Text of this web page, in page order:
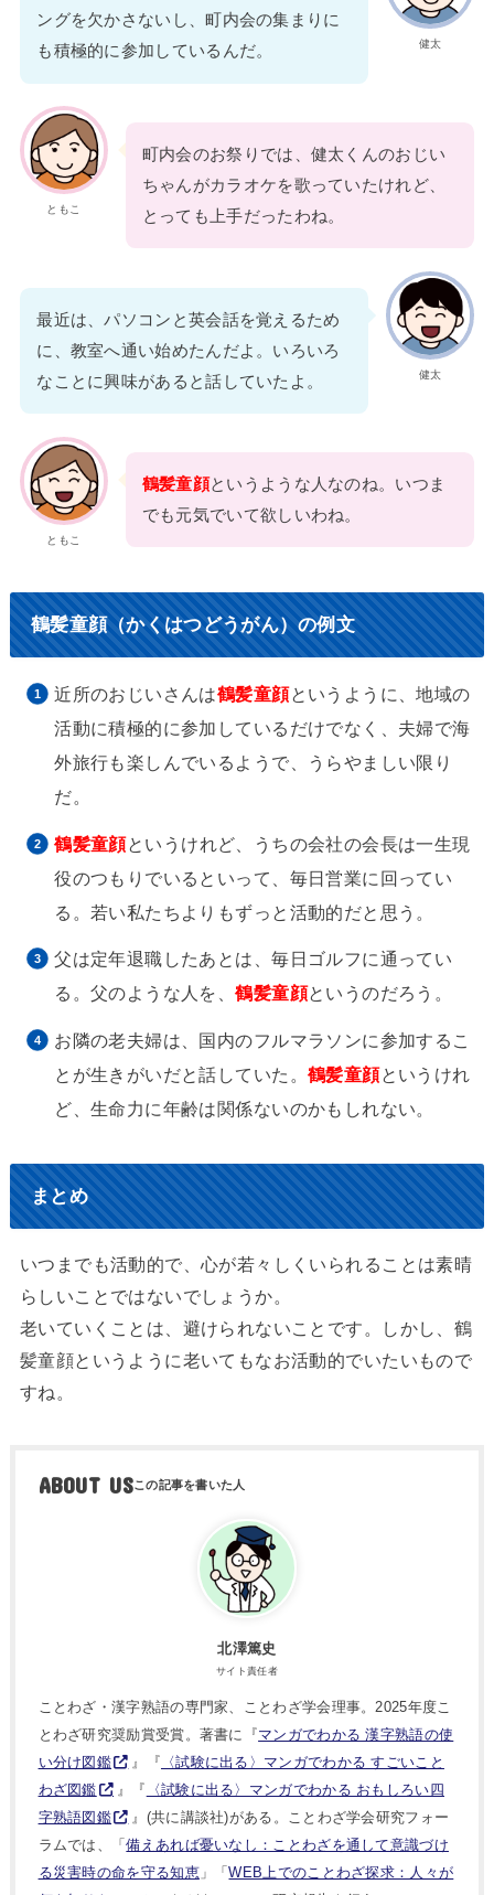
健太
ングを欠かさないし、町内会の集まりに
も積極的に参加しているんだ。
ともこ
町内会のお祭りでは、健太くんのおじい
ちゃんがカラオケを歌っていたけれど、
とっても上手だったわね。
健太
最近は、パソコンと英会話を覚えるため
に、教室へ通い始めたんだよ。いろいろ
なことに興味があると話していたよ。
ともこ
鶴髪童顔というような人なのね。いつま
でも元気でいて欲しいわね。
鶴髪童顔（かくはつどうがん）の例文
近所のおじいさんは鶴髪童顔というように、地域の
活動に積極的に参加しているだけでなく、夫婦で海
外旅行も楽しんでいるようで、うらやましい限り
だ。
鶴髪童顔というけれど、うちの会社の会長は一生現
役のつもりでいるといって、毎日営業に回ってい
る。若い私たちよりもずっと活動的だと思う。
父は定年退職したあとは、毎日ゴルフに通ってい
る。父のような人を、鶴髪童顔というのだろう。
お隣の老夫婦は、国内のフルマラソンに参加するこ
とが生きがいだと話していた。 鶴髪童顔というけれ
ど、生命力に年齢は関係ないのかもしれない。
まとめ
いつまでも活動的で、心が若々しくいられることは素晴
らしいことではないでしょうか。
老いていくことは、避けられないことです。しかし、鶴
髪童顔というように老いてもなお活動的でいたいもので
すね。
ABOUT US
北澤篤史
サイト責任者
ことわざ・漢字熟語の専門家、ことわざ学会理事。2025年度こ
とわざ研究奨励賞受賞。著書に『マンガでわかる 漢字熟語の使
い分け図鑑
』『 〈試験に出る〉マンガでわかる すごいこと
わざ図鑑
』『
〈試験に出る〉マンガでわかる おもしろい四
字熟語図鑑
』(共に講談社)がある。ことわざ学会研究フォー
ラムでは、「備えあれば憂いなし：ことわざを通して意識づけ
る災害時の命を守る知恵」「WEB上でのことわざ探求：人々が